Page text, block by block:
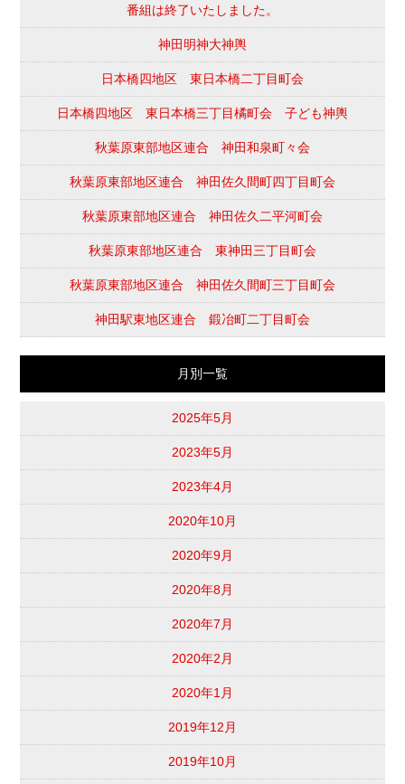
番組は終了いたしました。
神田明神大神輿
日本橋四地区 東日本橋二丁目町会
日本橋四地区 東日本橋三丁目橘町会 子ども神輿
秋葉原東部地区連合 神田和泉町々会
秋葉原東部地区連合 神田佐久間町四丁目町会
秋葉原東部地区連合 神田佐久二平河町会
秋葉原東部地区連合 東神田三丁目町会
秋葉原東部地区連合 神田佐久間町三丁目町会
神田駅東地区連合 鍛冶町二丁目町会
月別一覧
2025年5月
2023年5月
2023年4月
2020年10月
2020年9月
2020年8月
2020年7月
2020年2月
2020年1月
2019年12月
2019年10月